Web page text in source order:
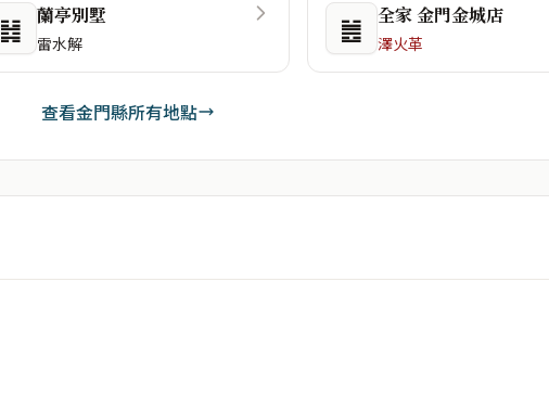
䷧ 蘭亭別墅
雷水解 ䷰ 全家 金門金城店
澤火革
查看金門縣所有地點